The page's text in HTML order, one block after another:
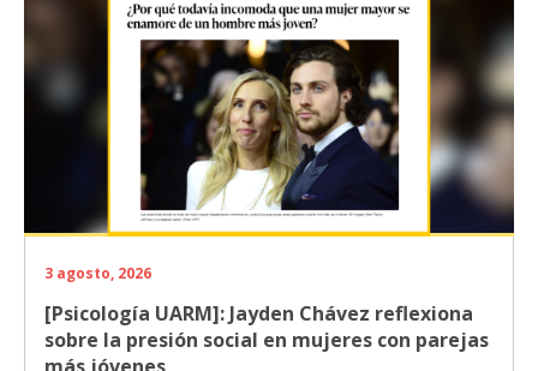
3 agosto, 2026
[Psicología UARM]: Jayden Chávez reflexiona
sobre la presión social en mujeres con parejas